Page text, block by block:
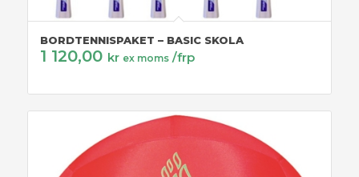
BORDTENNISPAKET – BASIC SKOLA
1 120,00 kr ex moms /frp